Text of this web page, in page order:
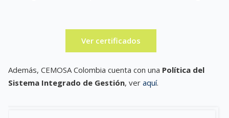
Ver certificados
Además, CEMOSA Colombia cuenta con una Política del
Sistema Integrado de Gestión, ver aquí.